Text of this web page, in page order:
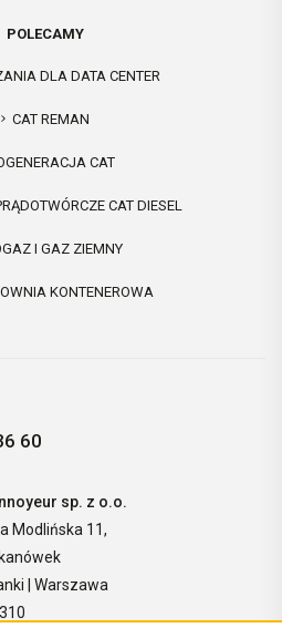
POLECAMY
DLA DATA CENTER
CAT REMAN
CAT
CAT DIESEL
I GAZ ZIEMNY
KONTENEROWA
60
sp. z o.o.
Modlińska 11,
| Warszawa